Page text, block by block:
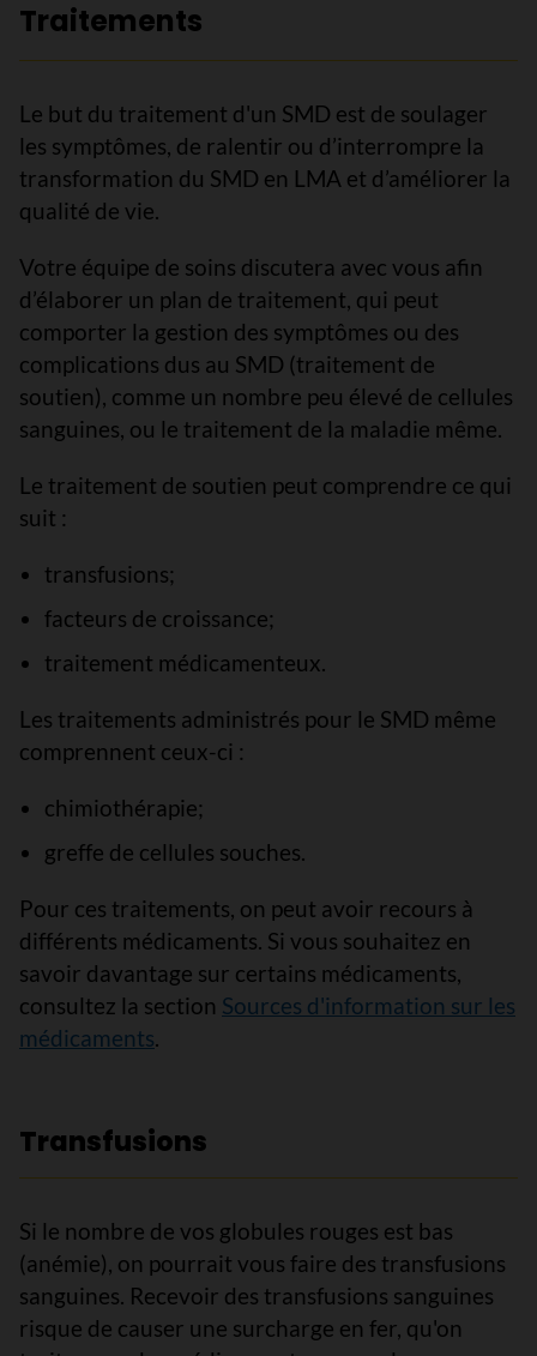
Traitements
Le but du traitement d'un SMD est de soulager
les symptômes, de ralentir ou d’interrompre la
transformation du SMD en LMA et d’améliorer la
qualité de vie.
Votre équipe de soins discutera avec vous afin
d’élaborer un plan de traitement, qui peut
comporter la gestion des symptômes ou des
complications dus au SMD (traitement de
soutien), comme un nombre peu élevé de cellules
sanguines, ou le traitement de la maladie même.
Le traitement de soutien peut comprendre ce qui
suit :
transfusions;
facteurs de croissance;
traitement médicamenteux.
Les traitements administrés pour le SMD même
comprennent ceux-ci :
chimiothérapie;
greffe de cellules souches.
Pour ces traitements, on peut avoir recours à
différents médicaments. Si vous souhaitez en
savoir davantage sur certains médicaments,
consultez la section Sources d'information sur les
médicaments.
Transfusions
Si le nombre de vos globules rouges est bas
(anémie), on pourrait vous faire des transfusions
sanguines. Recevoir des transfusions sanguines
risque de causer une surcharge en fer, qu'on